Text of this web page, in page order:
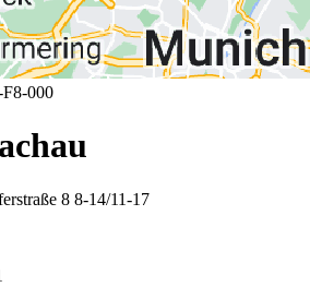
000
8 8-14/11-17